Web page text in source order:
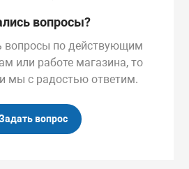
вопросы?
вопросы по действующим
или работе магазина, то
мы с радостью ответим.
вопрос